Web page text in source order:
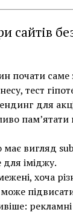
сайтів
почати
тест
для
пам’ятати
має вигляд
для іміджу.
хоча